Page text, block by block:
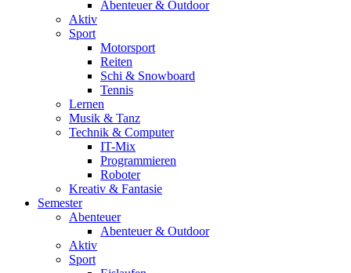
Abenteuer & Outdoor
Aktiv
Sport
Motorsport
Reiten
Schi & Snowboard
Tennis
Lernen
Musik & Tanz
Technik & Computer
IT-Mix
Programmieren
Roboter
Kreativ & Fantasie
Semester
Abenteuer
Abenteuer & Outdoor
Aktiv
Sport